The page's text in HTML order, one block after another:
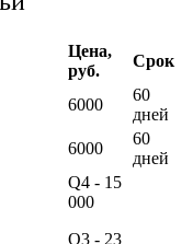
Цена,
руб.
Срок
6000
60
дней
6000
60
дней
Q4 - 15
000
Q3 - 23